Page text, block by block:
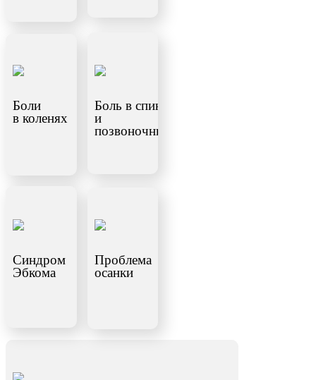
Боли
в коленях
Боль в спине
и
позвоночнике
Синдром
Эбкома
Проблема
осанки